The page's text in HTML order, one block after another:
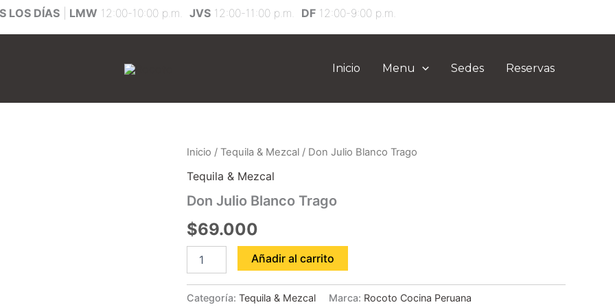
LOS DÍAS LMW 12:00-10:00 p.m. JVS 12:00-11:00 p.m. DF 12:00-9:00 p.m.
Inicio Menu Sedes Reservas
Inicio / Tequila & Mezcal / Don Julio Blanco Trago
Tequila & Mezcal
Don Julio Blanco Trago
$69.000
Don
Blanco
cantidad
Añadir al carrito
Categoría: Tequila & Mezcal Marca: Rocoto Cocina Peruana